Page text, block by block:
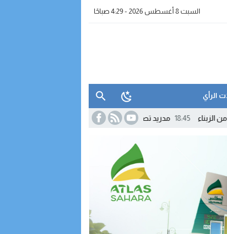
السبت 8 أغسطس 2026 - 4:29 صباحًا
الرأي
مدريد تصعّد ضد روما.. إسبانيا تهدد بـ«تدابير متناسبة» رداً على تعليق